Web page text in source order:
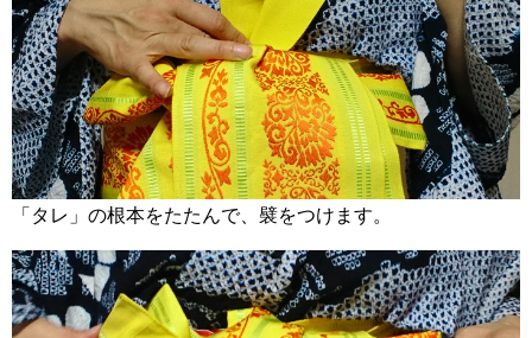
「タレ」の根本をたたんで、襞をつけます。